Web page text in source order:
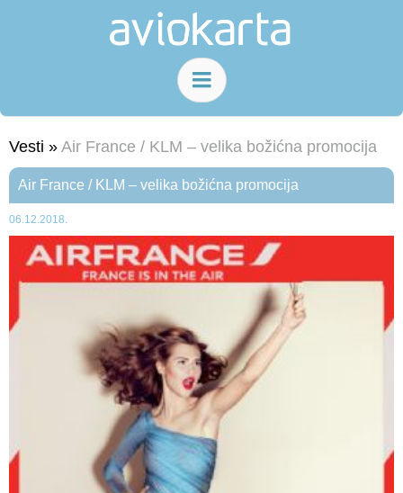
Vesti » Air France / KLM – velika božićna promocija
Air France / KLM – velika božićna promocija
06.12.2018.